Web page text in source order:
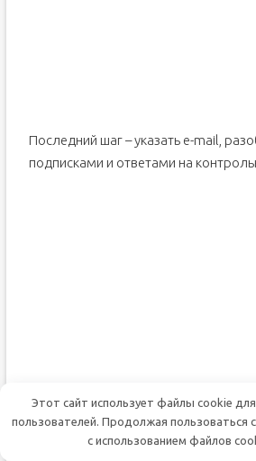
Последний шаг – указать e-mail,
подписками и ответами на
Этот сайт использует файлы cookie
пользователей. Продолжая пользоваться
с использованием файлов